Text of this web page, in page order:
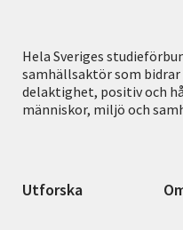
Hela Sveriges
samhällsaktör som
delaktighet, positiv och
människor, miljö och
Utforska